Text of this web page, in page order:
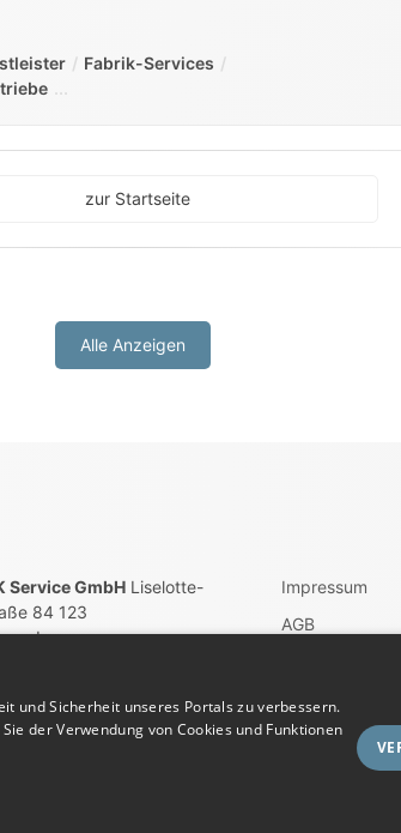
Fabrik-Services
zur Startseite
Alle Anzeigen
Service GmbHLiselotte-
84 123
(0) 3571 – 60 86 80
Impressum
AGB
Datenschutz
Vertrag
und Sicherheit unseres Portals zu verbessern.
der Verwendung von Cookies und Funktionen